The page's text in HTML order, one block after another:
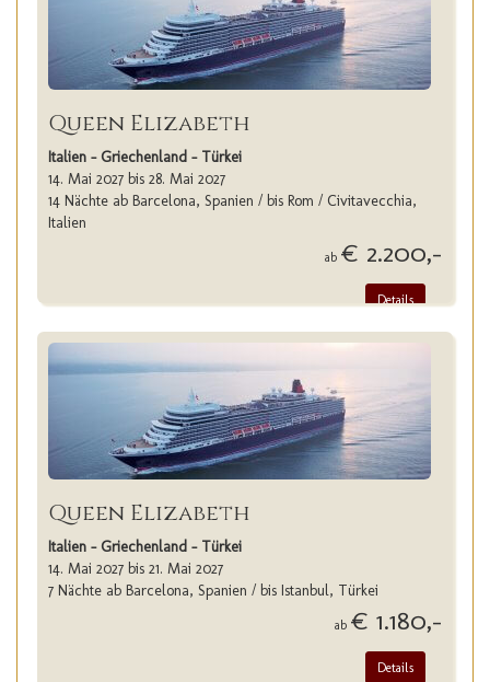
Queen Elizabeth
Italien - Griechenland - Türkei
14. Mai 2027 bis 28. Mai 2027
14 Nächte ab Barcelona, Spanien / bis Rom / Civitavecchia,
Italien
ab € 2.200,-
Details
Queen Elizabeth
Italien - Griechenland - Türkei
14. Mai 2027 bis 21. Mai 2027
7 Nächte ab Barcelona, Spanien / bis Istanbul, Türkei
ab € 1.180,-
Details